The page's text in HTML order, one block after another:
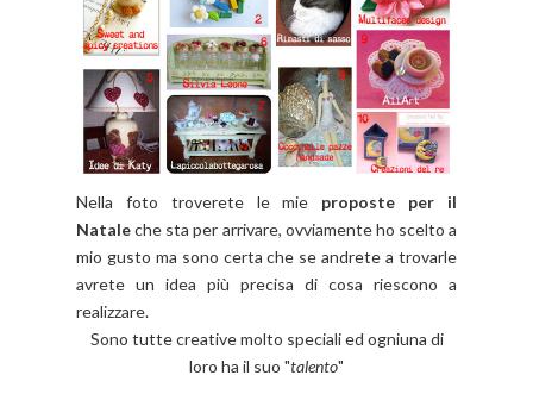
Nella foto troverete le mie proposte per il
Nataleche sta per arrivare, ovviamente ho scelto a
mio gusto ma sono certa che se andrete a trovarle
avrete un idea più precisa di cosa riescono a
realizzare.
Sono tutte creative molto speciali ed ogniuna di
loro ha il suo "talento"